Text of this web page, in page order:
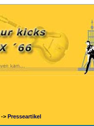
-> Presseartikel